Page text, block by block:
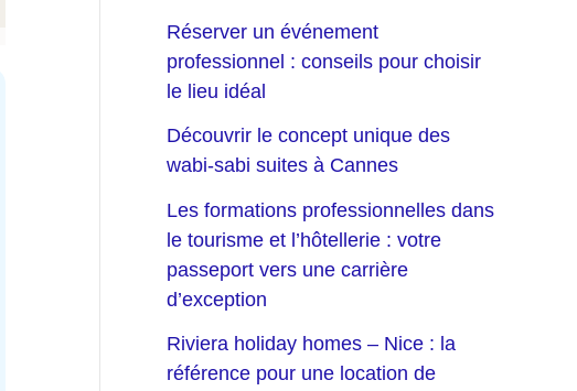
Réserver un événement
professionnel : conseils pour choisir
le lieu idéal
Découvrir le concept unique des
wabi-sabi suites à Cannes
Les formations professionnelles dans
le tourisme et l’hôtellerie : votre
passeport vers une carrière
d’exception
Riviera holiday homes – Nice : la
référence pour une location de